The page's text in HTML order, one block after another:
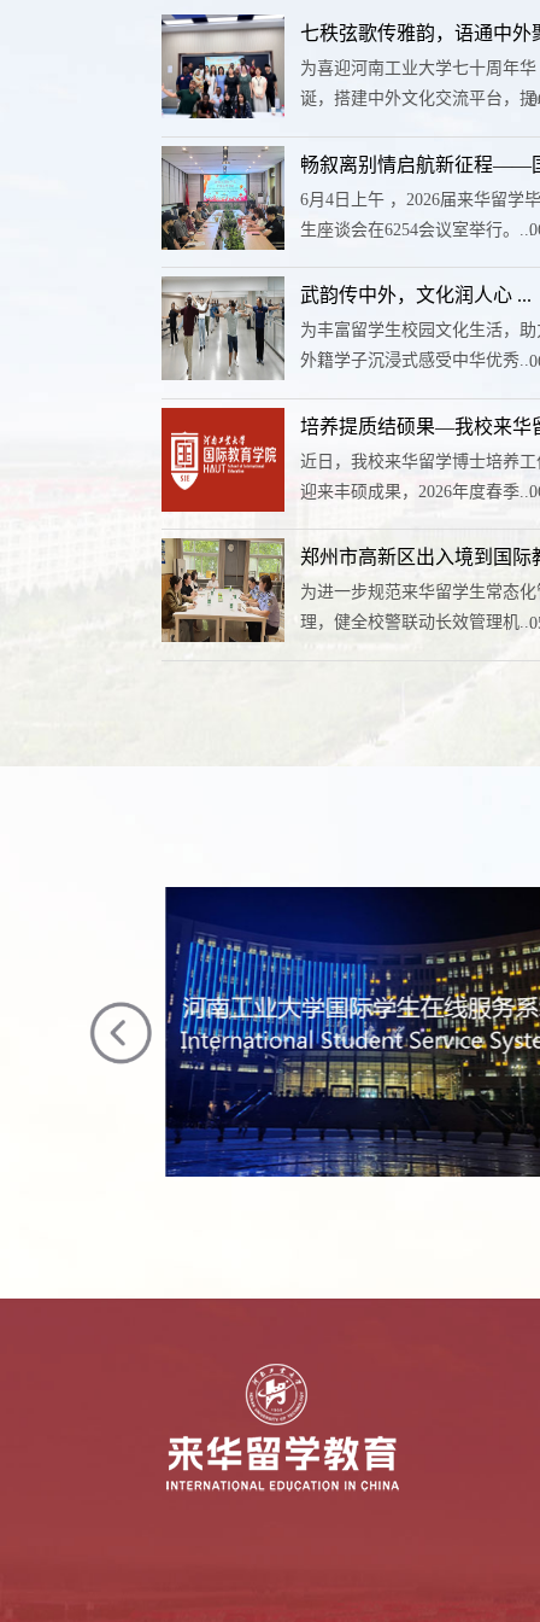
七秩弦歌传雅韵，语通中外
为喜迎河南工业大学七十周年华
诞，搭建中外文化交流平台，提
畅叙离别情启航新征程——
6月4日上午 ，2026届来华留学
生座谈会在6254会议室举行。...
武韵传中外，文化润人心 ...
为丰富留学生校园文化生活，助
外籍学子沉浸式感受中华优秀...
培养提质结硕果—我校来华
近日，我校来华留学博士培养工
迎来丰硕成果，2026年度春季...
郑州市高新区出入境到国际
为进一步规范来华留学生常态化
理，健全校警联动长效管理机...